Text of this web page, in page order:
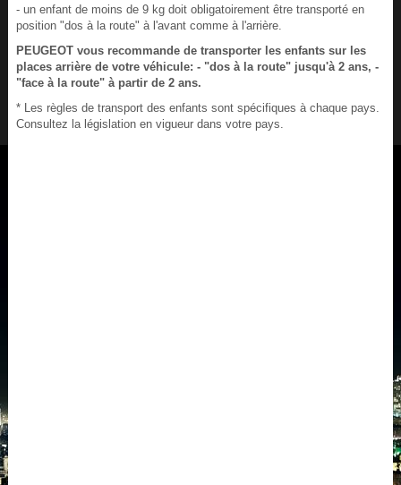
- un enfant de moins de 9 kg doit obligatoirement être transporté en
position "dos à la route" à l'avant comme à l'arrière.
PEUGEOT vous recommande de transporter les enfants sur les
places arrière de votre véhicule: - "dos à la route" jusqu'à 2 ans, -
"face à la route" à partir de 2 ans.
* Les règles de transport des enfants sont spécifiques à chaque pays.
Consultez la législation en vigueur dans votre pays.